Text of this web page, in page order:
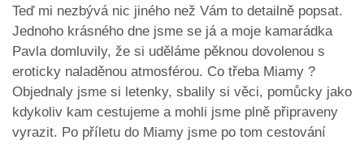
Teď mi nezbývá nic jiného než Vám to detailně popsat.
Jednoho krásného dne jsme se já a moje kamarádka
Pavla domluvily, že si uděláme pěknou dovolenou s
eroticky naladěnou atmosférou. Co třeba Miamy ?
Objednaly jsme si letenky, sbalily si věci, pomůcky jako
kdykoliv kam cestujeme a mohli jsme plně připraveny
vyrazit. Po příletu do Miamy jsme po tom cestování